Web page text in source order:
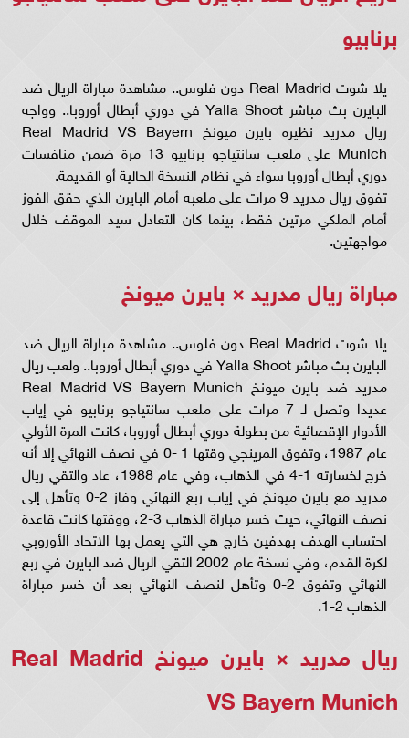
برنابيو
يلا شوت Real Madrid دون فلوس.. مشاهدة مباراة الريال ضد
البايرن بث مباشر Yalla Shoot في دوري أبطال أوروبا.. وواجه
ريال مدريد نظيره بايرن ميونخ Real Madrid VS Bayern
Munich على ملعب سانتياجو برنابيو 13 مرة ضمن منافسات
دوري أبطال أوروبا سواء في نظام النسخة الحالية أو القديمة.
تفوق ريال مدريد 9 مرات على ملعبه أمام البايرن الذي حقق الفوز
أمام الملكي مرتين فقط، بينما كان التعادل سيد الموقف خلال
مواجهتين.
مباراة ريال مدريد × بايرن ميونخ
يلا شوت Real Madrid دون فلوس.. مشاهدة مباراة الريال ضد
البايرن بث مباشر Yalla Shoot في دوري أبطال أوروبا.. ولعب ريال
مدريد ضد بايرن ميونخ Real Madrid VS Bayern Munich
عديدا وتصل لـ 7 مرات على ملعب سانتياجو برنابيو في إياب
الأدوار الإقصائية من بطولة دوري أبطال أوروبا، كانت المرة الأولي
عام 1987، وتفوق المرينجي وقتها 1 -0 في نصف النهائي إلا أنه
خرج لخسارته 1-4 في الذهاب، وفي عام 1988، عاد والتقي ريال
مدريد مع بايرن ميونخ في إياب ربع النهائي وفاز 2-0 وتأهل إلى
نصف النهائي، حيث خسر مباراة الذهاب 3-2، ووقتها كانت قاعدة
احتساب الهدف بهدفين خارج هي التي يعمل بها الاتحاد الأوروبي
لكرة القدم، وفي نسخة عام 2002 التقي الريال ضد البايرن في ربع
النهائي وتفوق 2-0 وتأهل لنصف النهائي بعد أن خسر مباراة
الذهاب 2-1.
ريال مدريد × بايرن ميونخ Real Madrid
VS Bayern Munich